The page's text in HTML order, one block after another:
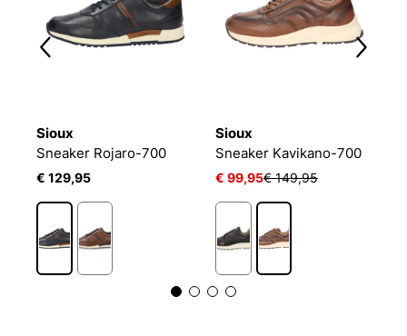
Sioux
Sneaker Rojaro-700
€ 129,95
Sioux
Sneaker Kavikano-700
€ 99,95€ 149,95